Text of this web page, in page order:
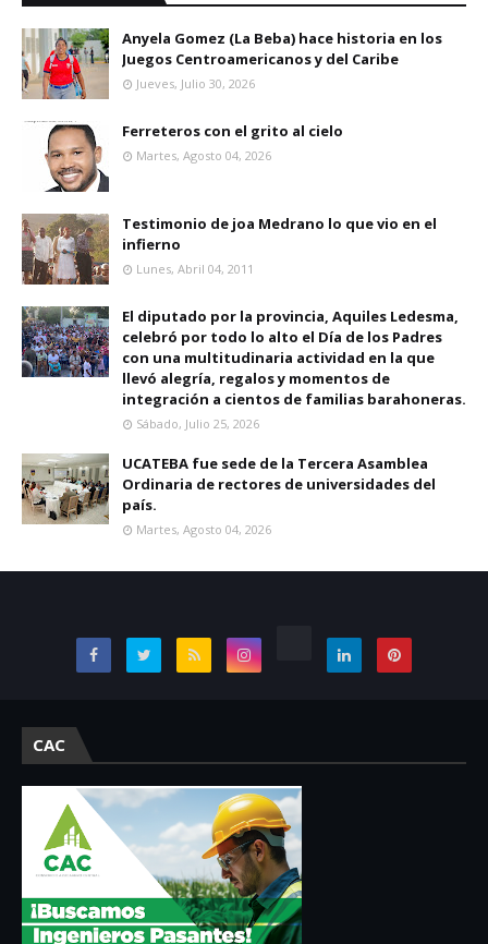
Anyela Gomez (La Beba) hace historia en los
Juegos Centroamericanos y del Caribe
Jueves, Julio 30, 2026
Ferreteros con el grito al cielo
Martes, Agosto 04, 2026
Testimonio de joa Medrano lo que vio en el
infierno
Lunes, Abril 04, 2011
El diputado por la provincia, Aquiles Ledesma,
celebró por todo lo alto el Día de los Padres
con una multitudinaria actividad en la que
llevó alegría, regalos y momentos de
integración a cientos de familias barahoneras.
Sábado, Julio 25, 2026
UCATEBA fue sede de la Tercera Asamblea
Ordinaria de rectores de universidades del
país.
Martes, Agosto 04, 2026
CAC